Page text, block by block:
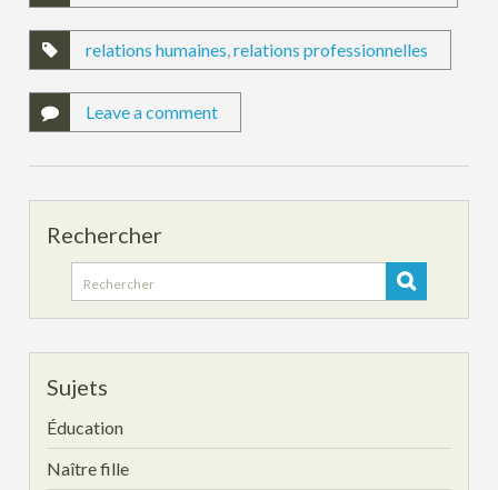
relations humaines,relations professionnelles
Leave a comment
Rechercher
Search
for:
Sujets
Éducation
Naître fille